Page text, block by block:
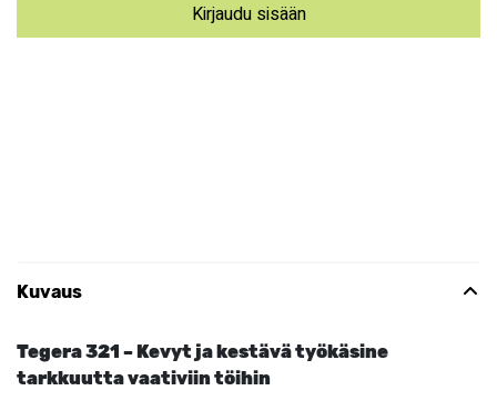
Kirjaudu sisään
Kuvaus
Tegera 321 – Kevyt ja kestävä työkäsine
tarkkuutta vaativiin töihin